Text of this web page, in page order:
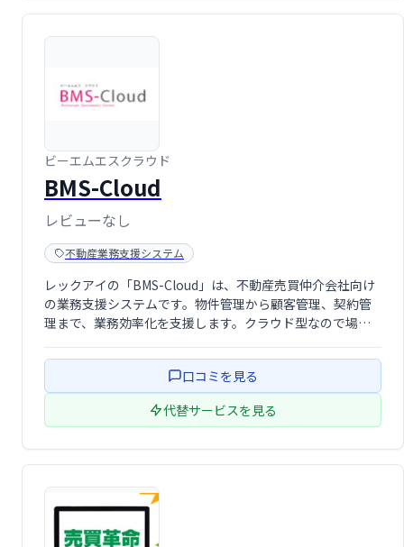
ビーエムエスクラウド
BMS-Cloud
レビューなし
不動産業務支援システム
レックアイの「BMS-Cloud」は、不動産売買仲介会社向け
の業務支援システムです。物件管理から顧客管理、契約管
理まで、業務効率化を支援します。クラウド型なので場所
し、スムーズな業務フローを構築できます。
口コミを見る
代替サービスを見る